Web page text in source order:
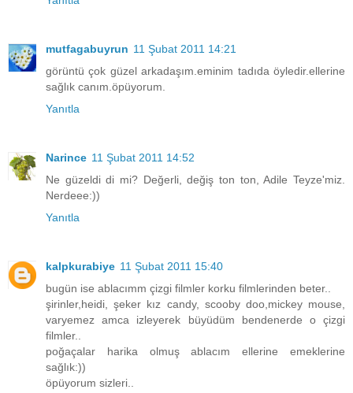
mutfagabuyrun 11 Şubat 2011 14:21
görüntü çok güzel arkadaşım.eminim tadıda öyledir.ellerine
sağlık canım.öpüyorum.
Yanıtla
Narince 11 Şubat 2011 14:52
Ne güzeldi di mi? Değerli, değiş ton ton, Adile Teyze'miz.
Nerdeee:))
Yanıtla
kalpkurabiye 11 Şubat 2011 15:40
bugün ise ablacımm çizgi filmler korku filmlerinden beter..
şirinler,heidi, şeker kız candy, scooby doo,mickey mouse,
varyemez amca izleyerek büyüdüm bendenerde o çizgi
filmler..
poğaçalar harika olmuş ablacım ellerine emeklerine
sağlık:))
öpüyorum sizleri..